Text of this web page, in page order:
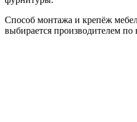
Способ монтажа и крепёж
выбирается производителем